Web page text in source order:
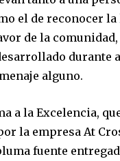
el de reconocer la
de la comunidad,
durante
alguno.
a la Excelencia,
la empresa At
fuente